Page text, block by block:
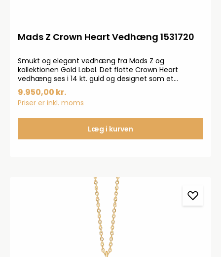
Mads Z Crown Heart Vedhæng 1531720
Smukt og elegant vedhæng fra Mads Z og
kollektionen Gold Label. Det flotte Crown Heart
vedhæng ses i 14 kt. guld og designet som et
asymmetrisk der balanceres med en diamantpavé.
De ni elegante brillantslebne diamanter ses på i alt
0,20 ct. W.SI. Vedhænget måler 14 mm.
9.950,00 kr.
Priser er inkl. moms
Læg i kurven